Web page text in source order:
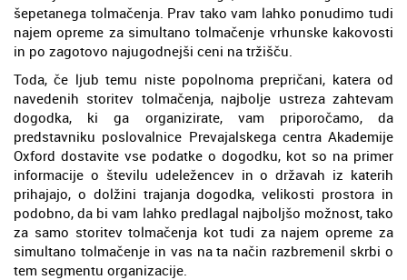
šepetanega tolmačenja. Prav tako vam lahko ponudimo tudi
najem opreme za simultano tolmačenje vrhunske kakovosti
in po zagotovo najugodnejši ceni na tržišču.
Toda, če ljub temu niste popolnoma prepričani, katera od
navedenih storitev tolmačenja, najbolje ustreza zahtevam
dogodka, ki ga organizirate, vam priporočamo, da
predstavniku poslovalnice Prevajalskega centra Akademije
Oxford dostavite vse podatke o dogodku, kot so na primer
informacije o številu udeležencev in o državah iz katerih
prihajajo, o dolžini trajanja dogodka, velikosti prostora in
podobno, da bi vam lahko predlagal najboljšo možnost, tako
za samo storitev tolmačenja kot tudi za najem opreme za
simultano tolmačenje in vas na ta način razbremenil skrbi o
tem segmentu organizacije.